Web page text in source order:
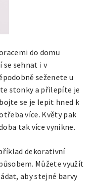
do domu
se sehnat i v
seženete u
stonky a přilepíte je
se je lepit hned k
více. Květy pak
tak více vynikne.
dekorativní
Můžete využít
aby stejné barvy